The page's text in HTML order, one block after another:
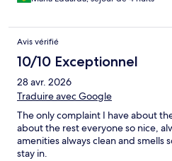
Avis vérifié
10/10 Exceptionnel
28 avr. 2026
Traduire avec Google
The only complaint I have about
about the rest everyone so nice,
amenities always clean and smells
stay in.